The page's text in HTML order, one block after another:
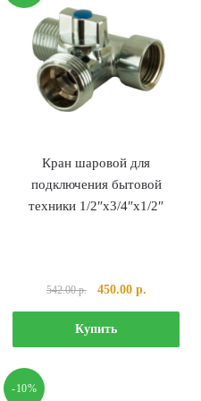
Кран шаровой для
подключения бытовой
техники 1/2″х3/4″х1/2″
542.00р.
Первоначальная
цена
составляла
542.00 р..
450.00 р.Текущая
цена:
Купить
-10%